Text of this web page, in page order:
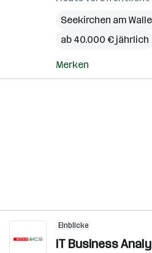
Seekirchen am
ab 40.000 € jährlich
Merken
Einblicke
IT Business